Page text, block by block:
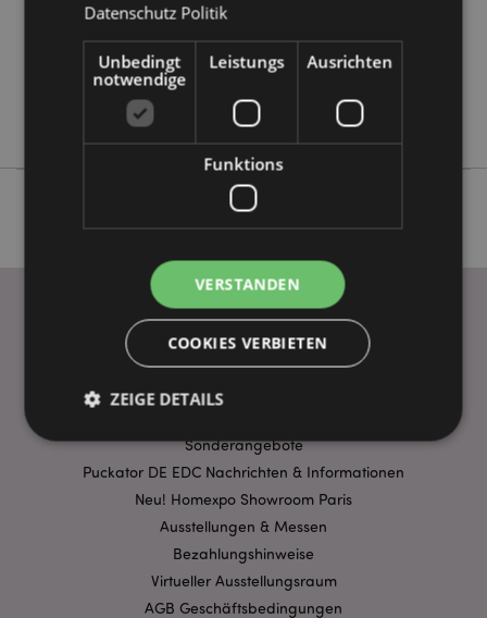
Keine
Keine
Asterix & Obelix
WICHTIGE INFORMATION
Sonderangebote
Puckator DE EDC Nachrichten & Informationen
Neu! Homexpo Showroom Paris
Ausstellungen & Messen
Bezahlungshinweise
Virtueller Ausstellungsraum
AGB Geschäftsbedingungen
Datenschutz Politik
Unbedingt
notwendige
Leistungs Ausrichten
Funktions
VERSTANDEN
COOKIES VERBIETEN
ZEIGE DETAILS
Streng-notwendige-Cookies ermöglichen
Kernfunktionen der Website wie die
Benutzeranmeldung und die Kontoverwaltung.
Ohne unbedingt notwendige cookies kann die